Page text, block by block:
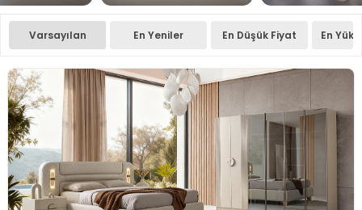
Varsayılan En Yeniler En Düşük Fiyat En